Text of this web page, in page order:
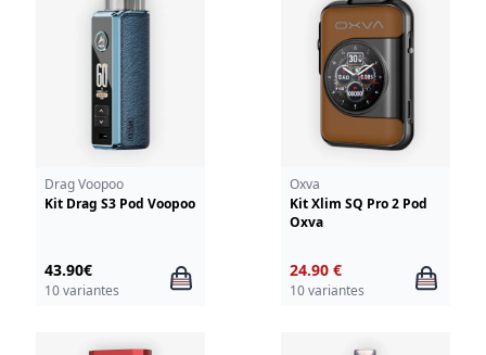
Drag Voopoo
Kit Drag S3 Pod Voopoo
43.90€
10 variantes
Oxva
Kit Xlim SQ Pro 2 Pod
Oxva
24.90 €
10 variantes